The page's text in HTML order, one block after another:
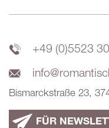
+49 (0)5523
Bismarckstraße 23,
FÜR